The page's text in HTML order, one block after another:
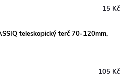
15 Kč
teleskopický terč 70-120mm,
105 Kč